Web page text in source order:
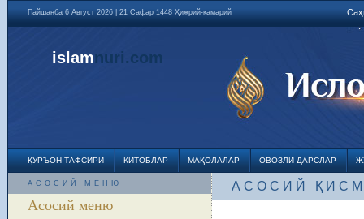
Пайшанба 6 Август 2026 | 21 Сафар 1448 Ҳижрий-қамарий
islamnuri.com
ҚУРЪОН ТАФСИРИ КИТОБЛАР МАҚОЛАЛАР ОВОЗЛИ ДАРСЛАР
АСОСИЙ МЕНЮ
Асосий меню
АСОСИЙ